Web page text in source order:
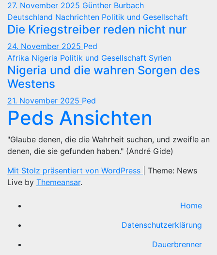
27. November 2025 Günther Burbach
Deutschland Nachrichten Politik und Gesellschaft
Die Kriegstreiber reden nicht nur
24. November 2025 Ped
Afrika Nigeria Politik und Gesellschaft Syrien
Nigeria und die wahren Sorgen des
Westens
21. November 2025 Ped
Peds Ansichten
"Glaube denen, die die Wahrheit suchen, und zweifle an
denen, die sie gefunden haben." (André Gide)
Mit Stolz präsentiert von WordPress
Theme: News
Live by Themeansar.
Home
Datenschutzerklärung
Dauerbrenner